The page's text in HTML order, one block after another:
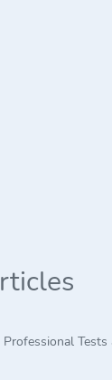
Professional Tests